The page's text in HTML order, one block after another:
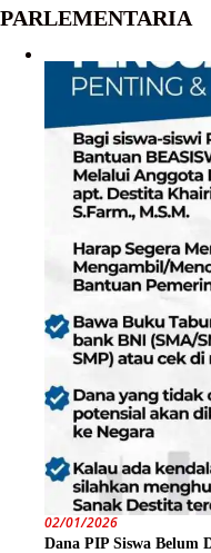
PARLEMENTARIA
02/01/2026
Dana PIP Siswa Belum